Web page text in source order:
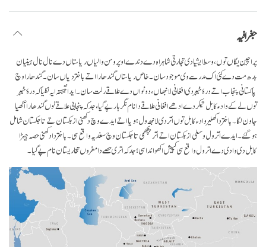
جغرافیہ
پراچین یگاں توں، وسط ایشیا دی تجارتی شاہراہ دے دندے اوپر وسن والیاں ریاستاں دے نال نال ہینیان
بدھ مت دے کئی اک مدرسے وی موجود سان۔ خاص ریاستاں گندھارا اتے باختر دیاں سان۔ گندھارا وچ
پاکستانی پنجاب اتے درۂ خیبر دی افغانی لانبھاں، دونواں دے علاقے رلت سان۔ ایدا نتیجتہ ایہ نکلیا کہ درۂ خیبر
توں لے کے وادئ کابل تیکر دے ادھے افغانی علاقے دا نام نگر ہار پے گیا، جد کہ پنجابی علاقے نوں گندھارا آکھیا
جاون لگا۔ باختر دا کھلیر وادئ کابل توں اُتر دی لانبھ ول ہویا اتے ایدے وچ دکھنی ازبکستان تے تاجکستان شامل
ہوگئے۔ ایدے اُتر ول وسطی ازبکستان اتے اُتر پچھمی تاجکستان وچ سغدیہ واقع سی ۔ باختر دا دکھنی حصہ جیہڑا
کابل دی وادی دے اتر ول واقع سی کپیش اکھواندا سی؛ جد کہ اتری حصے دا مغروں تخاریستان نام پے گیا۔